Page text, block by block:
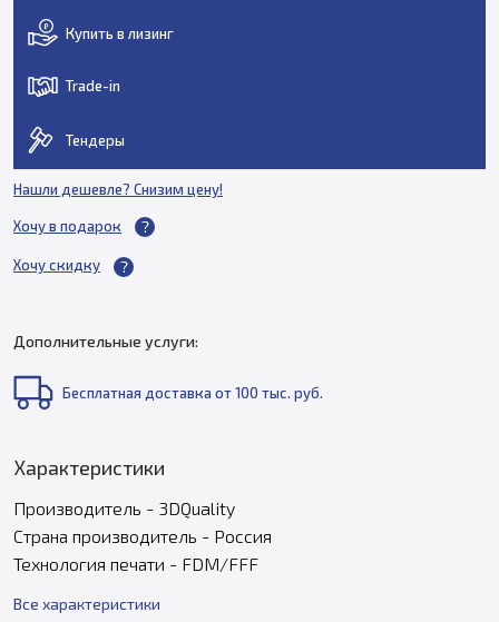
Купить в лизинг
Trade-in
Тендеры
Нашли дешевле? Снизим цену!
Хочу в подарок
Хочу скидку
Дополнительные услуги:
Бесплатная доставка от 100 тыс. руб.
Характеристики
Производитель - 3DQuality
Страна производитель - Россия
Технология печати - FDM/FFF
Все характеристики